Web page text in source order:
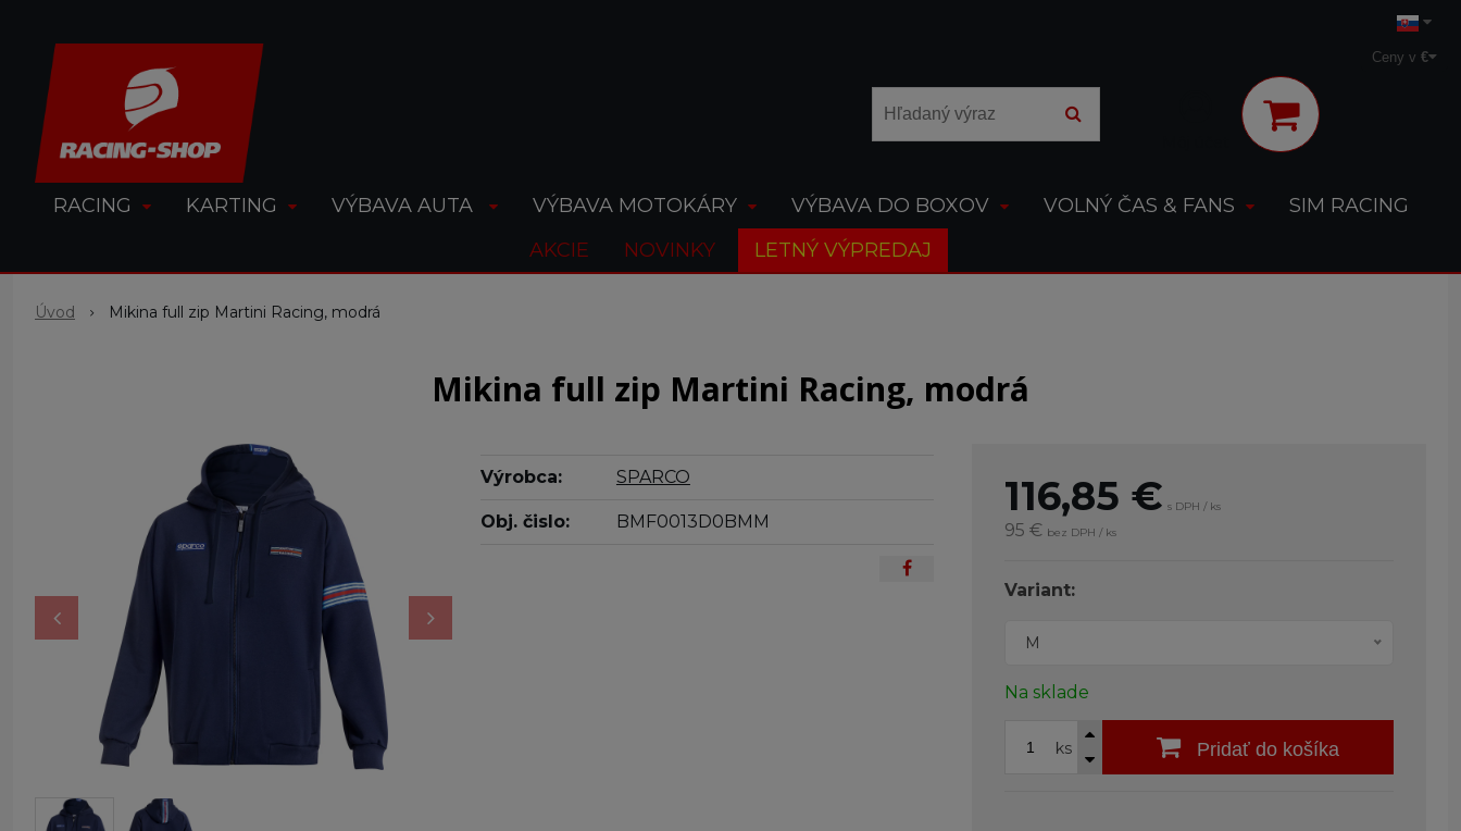
Ceny v €
RACING KARTING VÝBAVA AUTA VÝBAVA MOTOKÁRY VÝBAVA DO BOXOV VOLNÝ ČAS & FANS
SIM RACING
AKCIE
NOVINKY LETNÝ VÝPREDAJ
Úvod Mikina full zip Martini Racing, modrá
Mikina full zip Martini Racing, modrá
116,85 € s DPH / ks
95 € bez DPH / ks
Variant:
M
Na sklade
ks Pridať do košíka
Výrobca: SPARCO
Obj. čislo: BMF0013D0BMM